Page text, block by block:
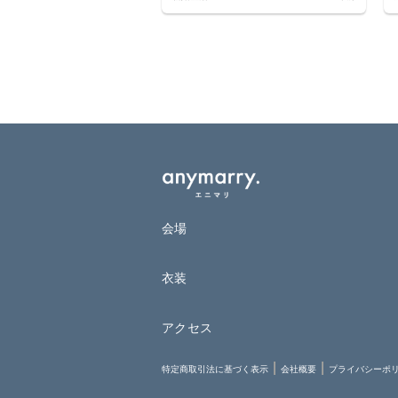
会場
衣装
アクセス
特定商取引法に基づく表示 会社概要 プライバシーポ